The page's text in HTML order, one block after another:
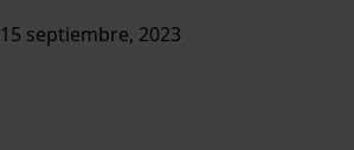
15 septiembre, 2023